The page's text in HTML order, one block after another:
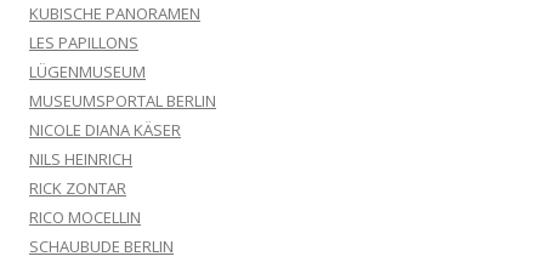
KUBISCHE PANORAMEN
LES PAPILLONS
LÜGENMUSEUM
MUSEUMSPORTAL BERLIN
NICOLE DIANA KÄSER
NILS HEINRICH
RICK ZONTAR
RICO MOCELLIN
SCHAUBUDE BERLIN